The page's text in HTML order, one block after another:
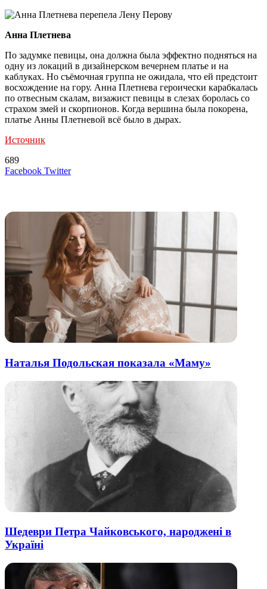
Анна Плетнева
По задумке певицы, она должна была эффектно подняться на
одну из локаций в дизайнерском вечернем платье и на
каблуках. Но съёмочная группа не ожидала, что ей предстоит
восхождение на гору. Анна Плетнева героически карабкалась
по отвесным скалам, визажист певицы в слезах боролась со
страхом змей и скорпионов. Когда вершина была покорена,
платье Анны Плетневой всё было в дырах.
Источник
689
Facebook TwitterLinkedIn
Tumblr
Reddit
Вконтакте
Одноклассники
Skype
Messenger
Messenger
WhatsApp
Telegram
Viber
Line
Поделиться
Печатать
Наталья Подольская показала «Маму»
Шедеври Петра Чайковського, народжені в
Україні